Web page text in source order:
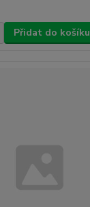
Přidat do košíku